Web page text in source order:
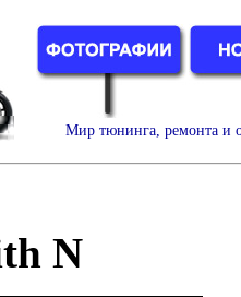
Мир тюнинга, ремонта и
N